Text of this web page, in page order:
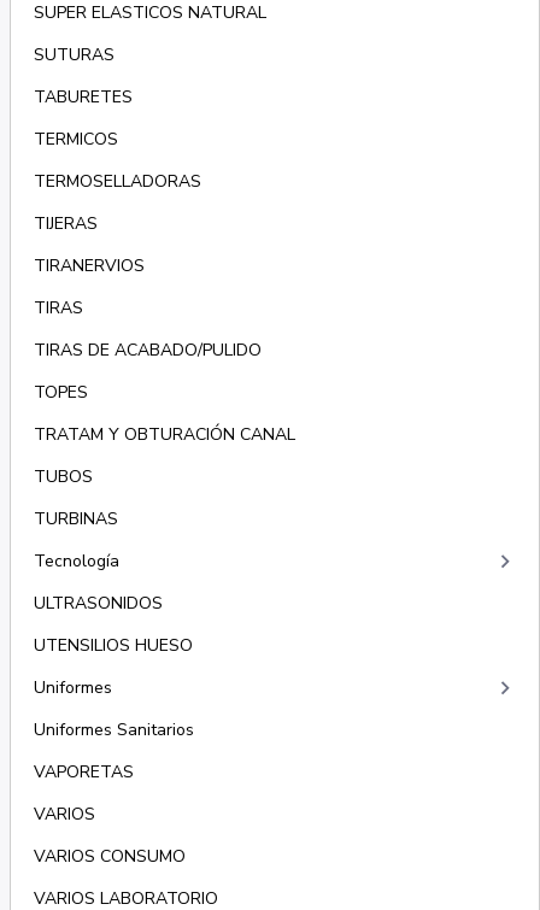
SUPER ELASTICOS NATURAL
SUTURAS
TABURETES
TERMICOS
TERMOSELLADORAS
TIJERAS
TIRANERVIOS
TIRAS
TIRAS DE ACABADO/PULIDO
TOPES
TRATAM Y OBTURACIÓN CANAL
TUBOS
TURBINAS
Tecnología
keyboard_arrow_right
ULTRASONIDOS
UTENSILIOS HUESO
Uniformes
keyboard_arrow_right
Uniformes Sanitarios
VAPORETAS
VARIOS
VARIOS CONSUMO
VARIOS LABORATORIO